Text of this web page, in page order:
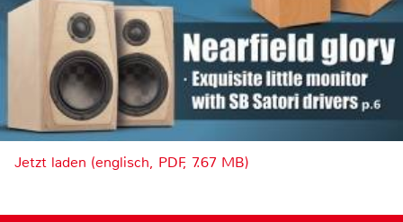
Jetzt laden (englisch, PDF, 7.67 MB)